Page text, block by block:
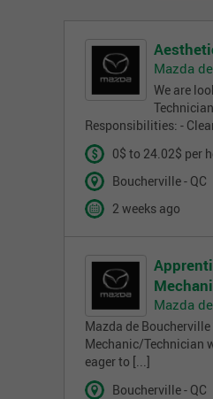
Mazda
We are
Responsibilities: -
0$ to 24.02$ per
Boucherville - QC
2 weeks ago
Mazda
Mazda de
Mechanic/Technician
eager to [...]
Boucherville - QC